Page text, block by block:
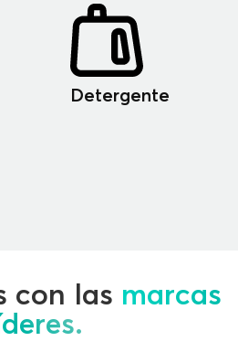
Detergente
con las marcas